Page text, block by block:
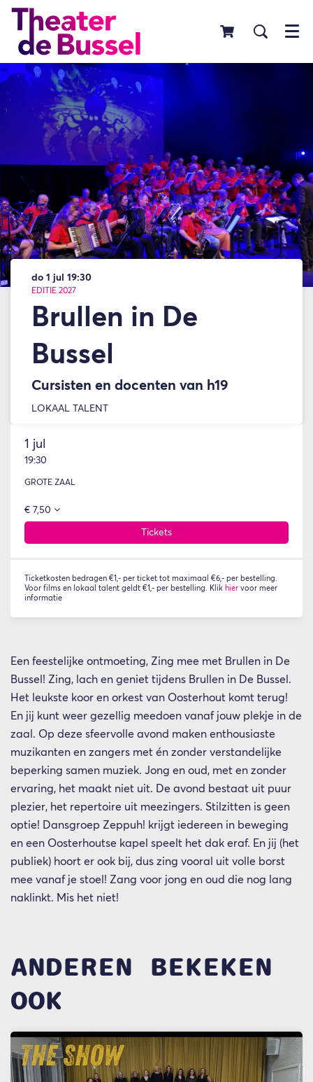
Menu
Brullen in De
Bussel
Cursisten en docenten van h19
EDITIE 2027
do 1 jul 19:30
LOKAAL TALENT
1 jul
19:30
GROTE ZAAL
€ 7,50
Tickets
Ticketkosten bedragen €1,- per ticket tot maximaal €6,- per bestelling.
Voor films en lokaal talent geldt €1,- per bestelling. Klik hier voor meer
informatie
Een feestelijke ontmoeting, Zing mee met Brullen in De
Bussel! Zing, lach en geniet tijdens Brullen in De Bussel.
Het leukste koor en orkest van Oosterhout komt terug!
En jij kunt weer gezellig meedoen vanaf jouw plekje in de
zaal. Op deze sfeervolle avond maken enthousiaste
muzikanten en zangers met én zonder verstandelijke
beperking samen muziek. Jong en oud, met en zonder
ervaring, het maakt niet uit. De avond bestaat uit puur
plezier, het repertoire uit meezingers. Stilzitten is geen
optie! Dansgroep Zeppuh! krijgt iedereen in beweging
en een Oosterhoutse kapel speelt het dak eraf. En jij (het
publiek) hoort er ook bij, dus zing vooral uit volle borst
mee vanaf je stoel! Zang voor jong en oud die nog lang
naklinkt. Mis het niet!
ANDEREN BEKEKEN
OOK